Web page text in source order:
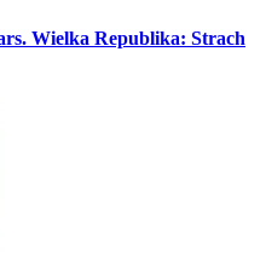
Wielka Republika: Strach